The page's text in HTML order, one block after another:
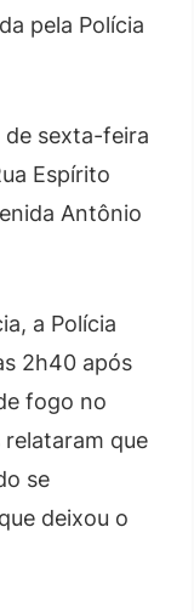
pela Polícia
de sexta-feira
Espírito
Antônio
a Polícia
2h40 após
fogo no
que
se
deixou o